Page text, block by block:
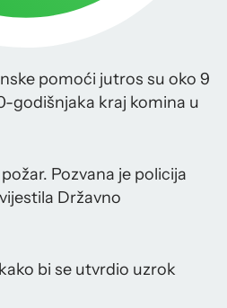
pomoći jutros su oko 9
godišnjaka kraj komina u
Pozvana je policija
Državno
bi se utvrdio uzrok